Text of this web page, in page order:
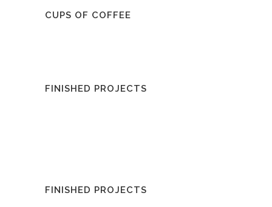
CUPS OF COFFEE
FINISHED PROJECTS
FINISHED PROJECTS